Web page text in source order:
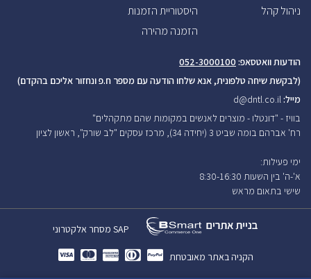
ניהול קהל
היסטוריית הזמנות
הזמנה מהירה
הודעות וואטסאפ: 052-3000100
(לבקשת שיחה טלפונית, אנא שלחו הודעה עם מספר ח.פ ונחזור אליכם בהקדם)
מייל:d@dntl.co.il
בוויז - "דונטלו - מוצרים לאנשים במקומות שהם מתקהלים"
רח' אברהם בומה שביט 3 (יחידה 34), מרכז עסקים "לב שורק", ראשון לציון
ימי פעילות:
א'-ה' בין השעות 8:30-16:30
שישי בתאום מראש
SAP מסחר אלקטרוני
הקניה באתר מאובטחת